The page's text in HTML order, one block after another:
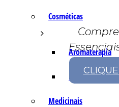
Cosméticas
Aromaterapia
Fórmulas
Medicinais